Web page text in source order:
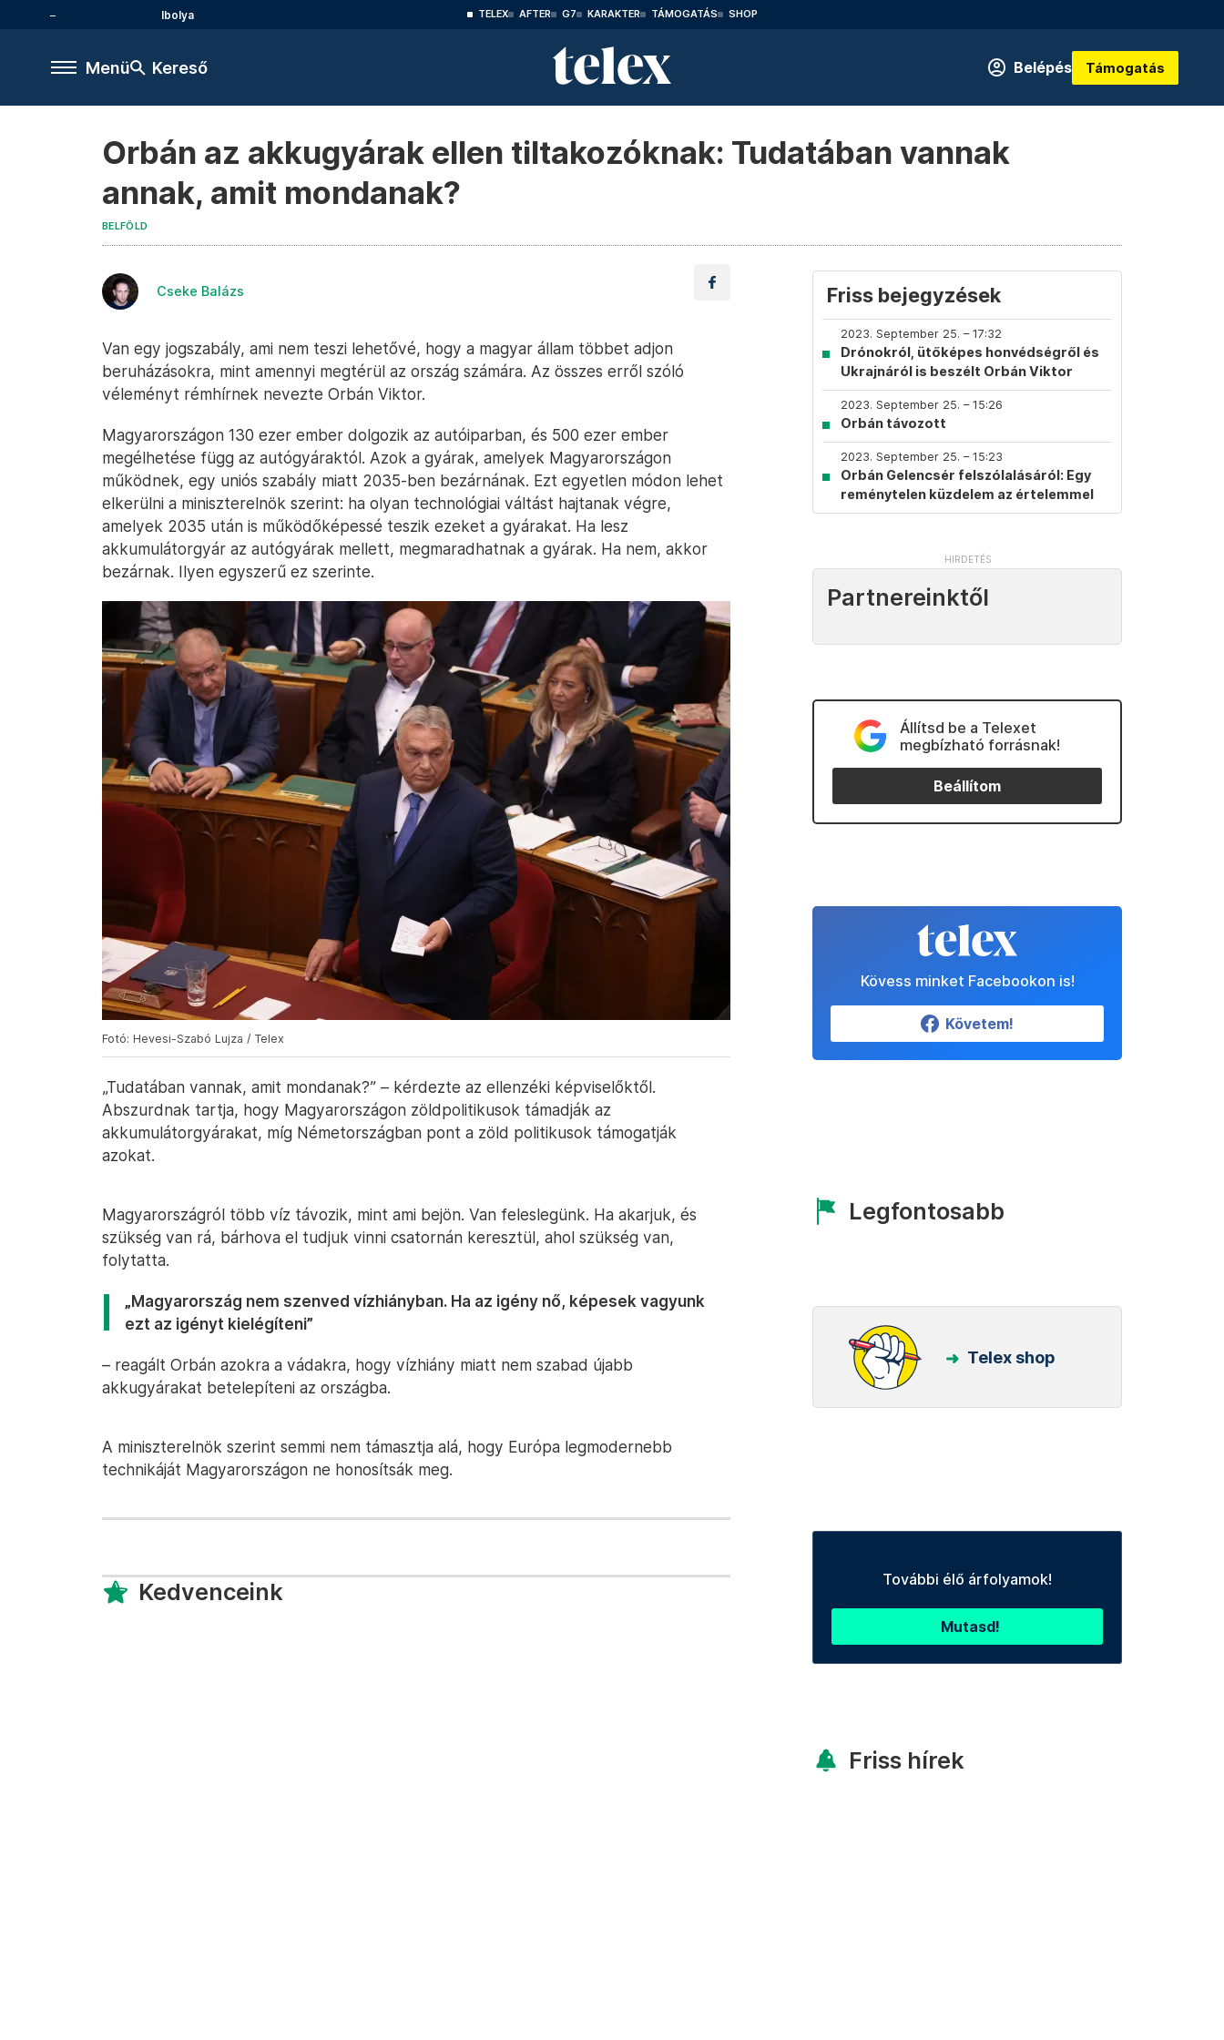
Ibolya TELEX AFTER G7 KARAKTER TÁMOGATÁS SHOP
Menü Kereső Belépés Támogatás
Orbán az akkugyárak ellen tiltakozóknak: Tudatában vannak
annak, amit mondanak?
BELFÖLD
Cseke Balázs
Van egy jogszabály, ami nem teszi lehetővé, hogy a magyar állam többet adjon
beruházásokra, mint amennyi megtérül az ország számára. Az összes erről szóló
véleményt rémhírnek nevezte Orbán Viktor.
Magyarországon 130 ezer ember dolgozik az autóiparban, és 500 ezer ember
megélhetése függ az autógyáraktól. Azok a gyárak, amelyek Magyarországon
működnek, egy uniós szabály miatt 2035-ben bezárnának. Ezt egyetlen módon lehet
elkerülni a miniszterelnök szerint: ha olyan technológiai váltást hajtanak végre,
amelyek 2035 után is működőképessé teszik ezeket a gyárakat. Ha lesz
akkumulátorgyár az autógyárak mellett, megmaradhatnak a gyárak. Ha nem, akkor
bezárnak. Ilyen egyszerű ez szerinte.
Fotó: Hevesi-Szabó Lujza / Telex
„Tudatában vannak, amit mondanak?” – kérdezte az ellenzéki képviselőktől.
Abszurdnak tartja, hogy Magyarországon zöldpolitikusok támadják az
akkumulátorgyárakat, míg Németországban pont a zöld politikusok támogatják
azokat.
Magyarországról több víz távozik, mint ami bejön. Van feleslegünk. Ha akarjuk, és
szükség van rá, bárhova el tudjuk vinni csatornán keresztül, ahol szükség van,
folytatta.
„Magyarország nem szenved vízhiányban. Ha az igény nő, képesek vagyunk
ezt az igényt kielégíteni”
– reagált Orbán azokra a vádakra, hogy vízhiány miatt nem szabad újabb
akkugyárakat betelepíteni az országba.
A miniszterelnök szerint semmi nem támasztja alá, hogy Európa legmodernebb
technikáját Magyarországon ne honosítsák meg.
Kedvenceink
Friss bejegyzések
2023. September 25. – 17:32
Drónokról, ütőképes honvédségről és
Ukrajnáról is beszélt Orbán Viktor
2023. September 25. – 15:26
Orbán távozott
2023. September 25. – 15:23
Orbán Gelencsér felszólalásáról: Egy
reménytelen küzdelem az értelemmel
Partnereinktől
Állítsd be a Telexet
megbízható forrásnak!
Beállítom
Kövess minket Facebookon is!
Követem!
Legfontosabb
Telex shop
További élő árfolyamok!
Mutasd!
Friss hírek